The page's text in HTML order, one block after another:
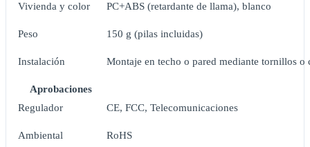
Vivienda y color PC+ABS (retardante de llama), blanco
Peso 150 g (pilas incluidas)
Instalación Montaje en techo o pared mediante tornillos o
Aprobaciones
Regulador
CE, FCC, Telecomunicaciones
Ambiental RoHS